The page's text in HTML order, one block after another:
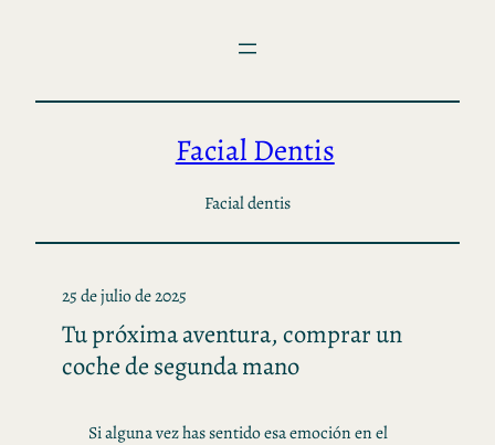
Facial Dentis
Facial dentis
25 de julio de 2025
Tu próxima aventura, comprar un
coche de segunda mano
Si alguna vez has sentido esa emoción en el